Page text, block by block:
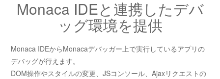
Monaca IDEと連携したデバ
ッグ環境を提供
Monaca IDEからMonacaデバッガー上で実行しているアプリの
デバッグが行えます。
DOM操作やスタイルの変更、JSコンソール、Ajaxリクエストの